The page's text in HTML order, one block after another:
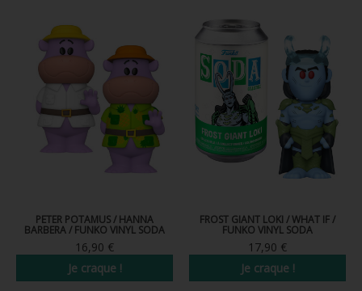
FUNKO POP PIN
PELUCHE
LOUNGEFLY
PETER POTAMUS / HANNA
BARBERA / FUNKO VINYL SODA
16,90 €
Je craque !
FROST GIANT LOKI / WHAT IF /
FUNKO VINYL SODA
17,90 €
Je craque !